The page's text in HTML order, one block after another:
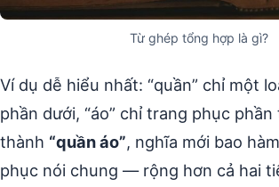
Từ ghép tổng hợp là gì?
Ví dụ dễ hiểu nhất: “quần” chỉ một
phần dưới, “áo” chỉ trang phục
thành “quần áo”, nghĩa mới bao
phục nói chung — rộng hơn cả hai